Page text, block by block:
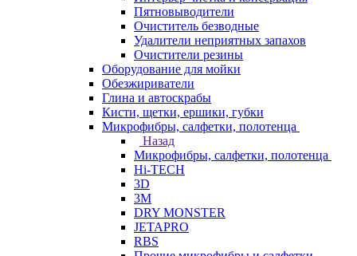
Пятновыводители
Очиститель безводные
Удалители неприятных запахов
Очистители резины
Оборудование для мойки
Обезжириватели
Глина и автоскрабы
Кисти, щетки, ершики, губки
Микрофибры, салфетки, полотенца
Назад
Микрофибры, салфетки, полотенца
Hi-TECH
3D
3М
DRY MONSTER
JETAPRO
RBS